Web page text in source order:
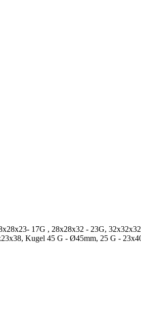
17G , 28x28x32 - 23G,
Kugel 45 G - Ø45mm, 25 G -